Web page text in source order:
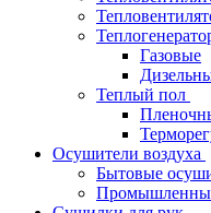
Газовые
Теплый пол
Осушители воздуха
Бытовые